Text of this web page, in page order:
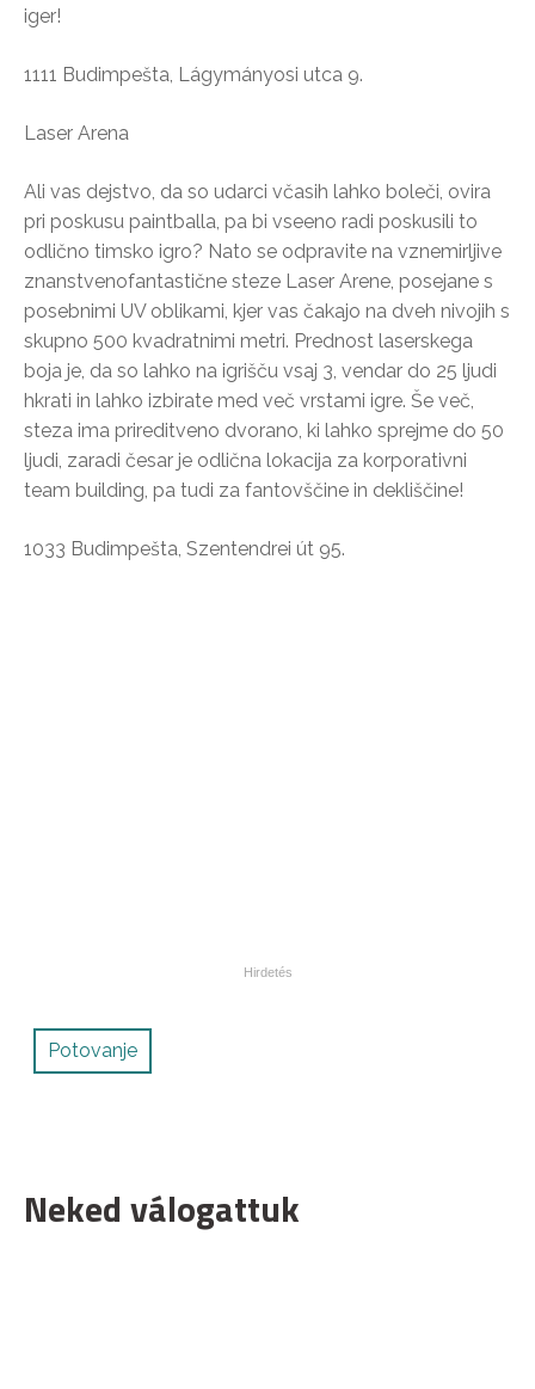
iger!
1111 Budimpešta, Lágymányosi utca 9.
Laser Arena
Ali vas dejstvo, da so udarci včasih lahko boleči, ovira
pri poskusu paintballa, pa bi vseeno radi poskusili to
odlično timsko igro? Nato se odpravite na vznemirljive
znanstvenofantastične steze Laser Arene, posejane s
posebnimi UV oblikami, kjer vas čakajo na dveh nivojih s
skupno 500 kvadratnimi metri. Prednost laserskega
boja je, da so lahko na igrišču vsaj 3, vendar do 25 ljudi
hkrati in lahko izbirate med več vrstami igre. Še več,
steza ima prireditveno dvorano, ki lahko sprejme do 50
ljudi, zaradi česar je odlična lokacija za korporativni
team building, pa tudi za fantovščine in dekliščine!
1033 Budimpešta, Szentendrei út 95.
Potovanje
Neked válogattuk